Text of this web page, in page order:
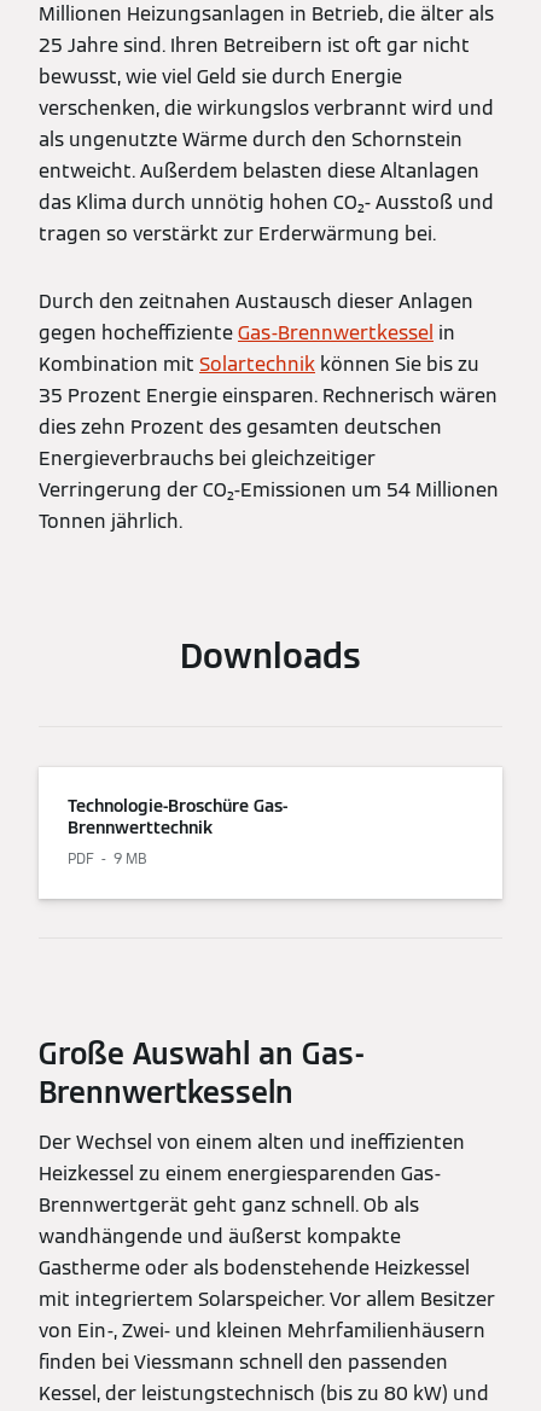
Millionen Heizungsanlagen in Betrieb, die älter als
25 Jahre sind. Ihren Betreibern ist oft gar nicht
bewusst, wie viel Geld sie durch Energie
verschenken, die wirkungslos verbrannt wird und
als ungenutzte Wärme durch den Schornstein
entweicht. Außerdem belasten diese Altanlagen
das Klima durch unnötig hohen CO₂- Ausstoß und
tragen so verstärkt zur Erderwärmung bei.
Durch den zeitnahen Austausch dieser Anlagen
gegen hocheffizienteGas-Brennwertkessel in
Kombination mit Solartechnik können Sie bis zu
35 Prozent Energie einsparen. Rechnerisch wären
dies zehn Prozent des gesamten deutschen
Energieverbrauchs bei gleichzeitiger
Verringerung der CO₂-Emissionen um 54 Millionen
Tonnen jährlich.
Downloads
Technologie-Broschüre Gas-
Brennwerttechnik
PDF 9 MB
Große Auswahl an Gas-
Brennwertkesseln
Der Wechsel von einem alten und ineffizienten
Heizkessel zu einem energiesparenden Gas-
Brennwertgerät geht ganz schnell. Ob als
wandhängende und äußerst kompakte
Gastherme oder als bodenstehende Heizkessel
mit integriertem Solarspeicher. Vor allem Besitzer
von Ein-, Zwei- und kleinen Mehrfamilienhäusern
finden bei Viessmann schnell den passenden
Kessel, der leistungstechnisch (bis zu 80 kW) und